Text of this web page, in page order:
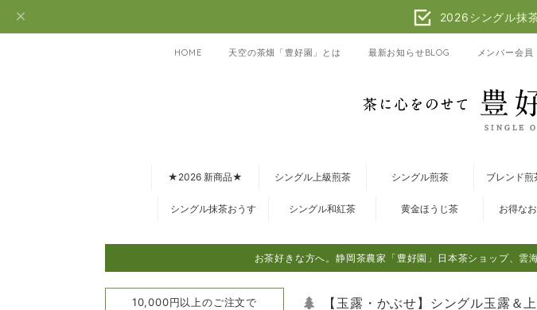
2026シングル抹
HOME 天空の茶畑「豊好園」とは 最新お知らせBLOG メンバー会員
★2026 新商品★ シングル上級煎茶 シングル煎茶 ブレンド煎
シングル抹茶おうす シングル和紅茶 黄金ほうじ茶 お得な
お茶好きな方へ。静岡茶農家「豊好園」日本茶ショップ、
10,000円以上のご注文で 【玉露・かぶせ】シングル玉露＆